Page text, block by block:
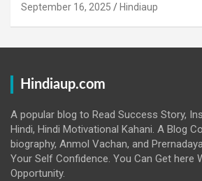
September 16, 2025 Hindiaup
Hindiaup.com
A popular blog to Read Success Story,
Hindi, Hindi Motivational Kahani. A Blog
biography, Anmol Vachan, and
Your Self Confidence. You Can Get here
Opportunity.